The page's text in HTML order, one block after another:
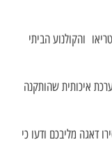
והקולנוע הביתי
איכותית שהותקנה
דאגה מליבכם ודעו כי